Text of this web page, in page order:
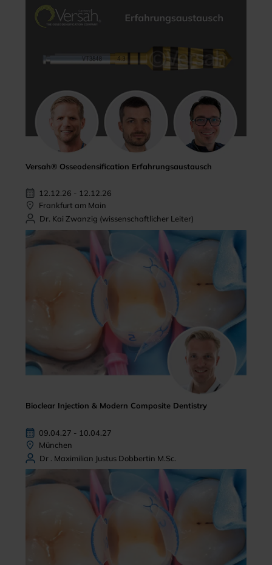
Versah® Osseodensification Erfahrungsaustausch
12.12.26 - 12.12.26
Frankfurt am Main
Dr. Kai Zwanzig (wissenschaftlicher Leiter)
Bioclear Injection & Modern Composite Dentistry
09.04.27 - 10.04.27
München
Dr . Maximilian Justus Dobbertin M.Sc.